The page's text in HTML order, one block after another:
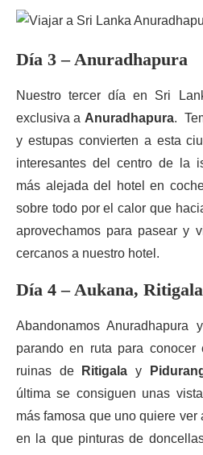
Día 3 – Anuradhapura
Nuestro tercer día en Sri
exclusiva a Anuradhapura.
y estupas convierten a esta
interesantes del centro de la
más alejada del hotel en
sobre todo por el calor que
aprovechamos para pasear y
cercanos a nuestro hotel.
Día 4 – Aukana,
Abandonamos Anuradhapura
parando en ruta para
ruinas de
Ritigala y
última se consiguen unas
más famosa que uno quiere
en la que pinturas de